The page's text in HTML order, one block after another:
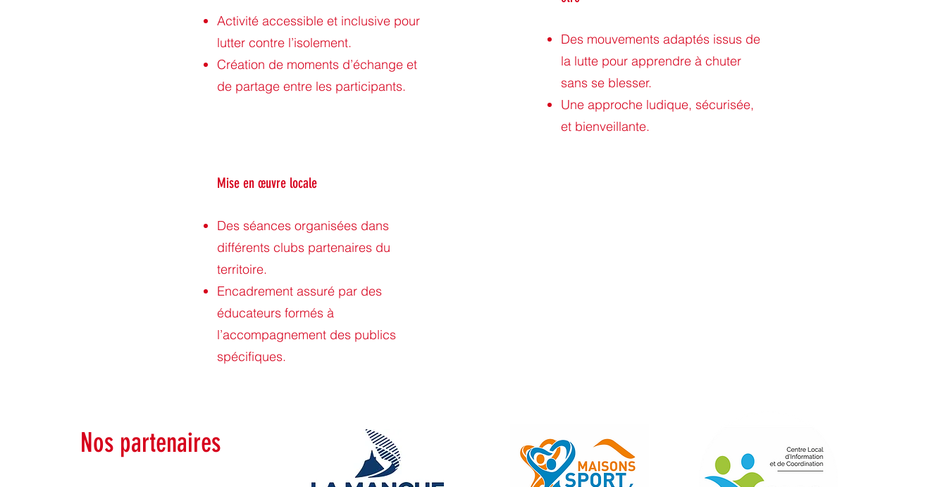
Activité accessible et inclusive pour
lutter contre l’isolement.
Création de moments d’échange et
de partage entre les participants.
Mise en œuvre locale
Des séances organisées dans
différents clubs partenaires du
territoire.
Encadrement assuré par des
éducateurs formés à
l’accompagnement des publics
spécifiques.
Des mouvements adaptés issus de
la lutte pour apprendre à chuter
sans se blesser.
Une approche ludique, sécurisée,
et bienveillante.
Nos partenaires